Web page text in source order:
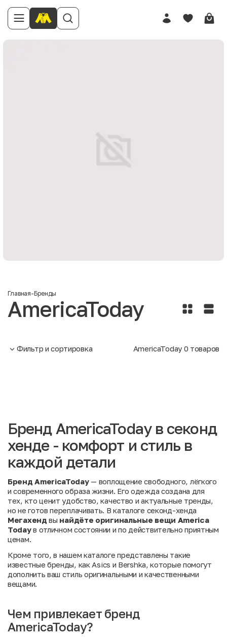
Главная-Бренды
AmericaToday
Фильтр и сортировка AmericaToday 0 товаров
Бренд AmericaToday в секонд
хенде - комфорт и стиль в
каждой детали
Бренд AmericaToday— воплощение свободного, лёгкого
и современного образа жизни. Его одежда создана для
тех, кто ценит удобство, качество и актуальные тренды,
но не готов переплачивать. В каталоге секонд-хенда
Мегахенд вы найдёте оригинальные вещи America
Todayв отличном состоянии и по действительно приятным
ценам.
Кроме того, в нашем каталоге представлены такие
известные бренды, как Asics и Bershka, которые помогут
дополнить ваш стиль оригинальными и качественными
вещами.
Чем привлекает бренд
AmericaToday?